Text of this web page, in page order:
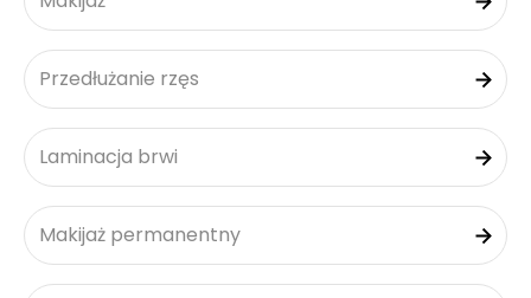
Przedłużanie rzęs
Laminacja brwi
Makijaż permanentny